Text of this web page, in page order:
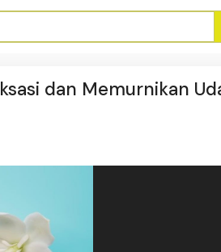
dan Memurnikan